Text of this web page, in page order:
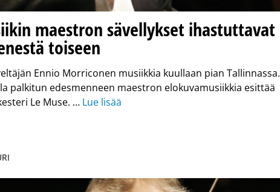
maestron sävellykset ihastuttavat
toiseen
Ennio Morriconen musiikkia kuullaan pian Tallinnassa.
palkitun edesmenneen maestron elokuvamusiikkia esittää
Le Muse. … Lue lisää